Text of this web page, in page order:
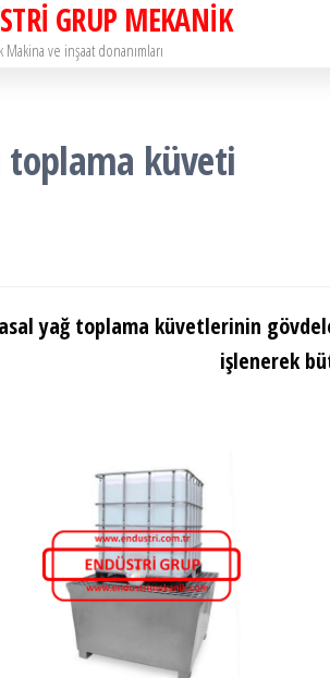
GRUP MEKANİK
ve inşaat donanımları
toplama küveti
yağ toplama küvetlerinin
işlenerek